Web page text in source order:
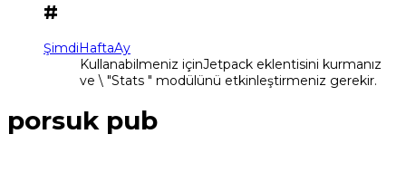
#
ŞimdiHaftaAy
Kullanabilmeniz içinJetpack eklentisini kurmanız
ve \ "Stats " modülünü etkinleştirmeniz gerekir.
porsuk pub